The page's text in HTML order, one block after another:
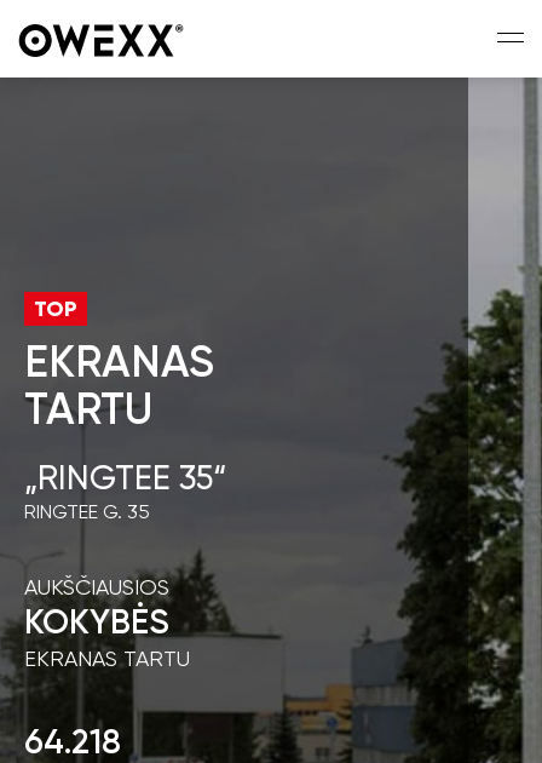
TOP
EKRANAS
TARTU
„RINGTEE 35“
RINGTEE G. 35
AUKŠČIAUSIOS
KOKYBĖS
EKRANAS TARTU
64.218